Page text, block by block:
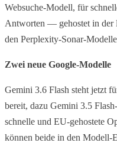
Websuche-Modell, für
Antworten — gehostet in der
den Perplexity-Sonar-
Zwei neue Google-Modelle
Gemini 3.6 Flash steht jetzt
bereit, dazu Gemini 3.5
schnelle und EU-gehostete
können beide in den Modell-